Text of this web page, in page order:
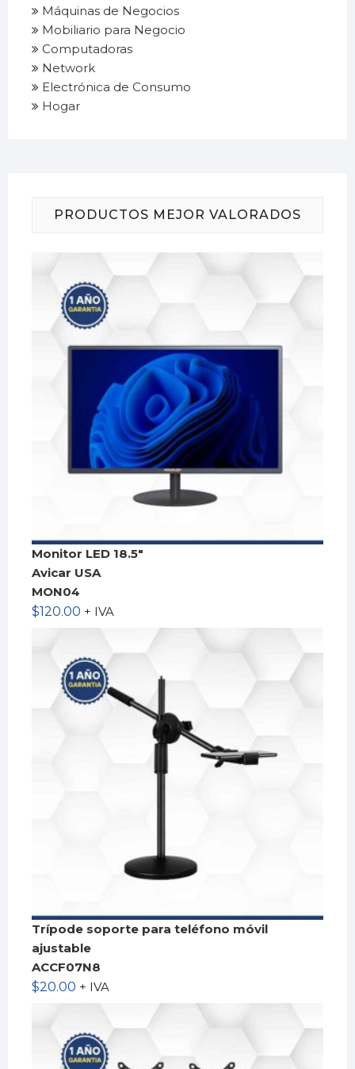
Máquinas de Negocios
Mobiliario para Negocio
Computadoras
Network
Electrónica de Consumo
Hogar
PRODUCTOS MEJOR VALORADOS
Monitor LED 18.5″
Avicar USA
MON04
$120.00 + IVA
Trípode soporte para teléfono móvil
ajustable
ACCF07N8
$20.00 + IVA